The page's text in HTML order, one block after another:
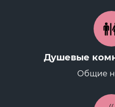
Душевые
Общие